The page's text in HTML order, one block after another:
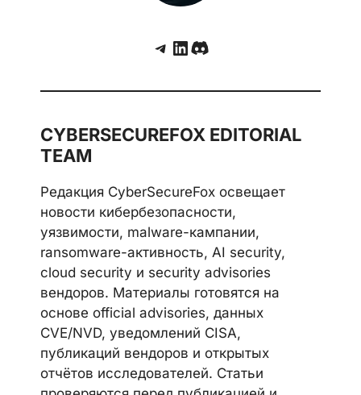
Telegram
LinkedIn
Discord
CYBERSECUREFOX EDITORIAL
TEAM
Редакция CyberSecureFox освещает
новости кибербезопасности,
уязвимости, malware-кампании,
ransomware-активность, AI security,
cloud security и security advisories
вендоров. Материалы готовятся на
основе official advisories, данных
CVE/NVD, уведомлений CISA,
публикаций вендоров и открытых
отчётов исследователей. Статьи